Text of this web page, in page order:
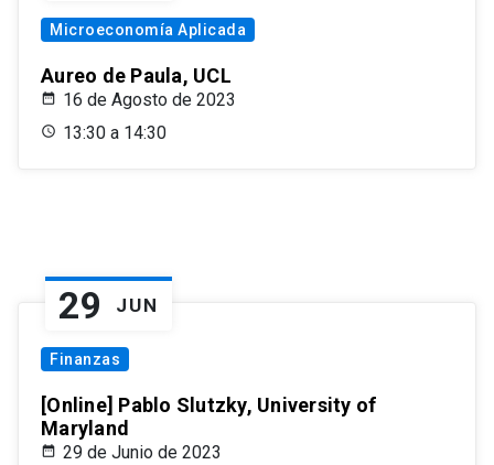
Microeconomía Aplicada
Aureo de Paula, UCL
16 de Agosto de 2023
13:30 a 14:30
29 JUN
Finanzas
[Online] Pablo Slutzky, University of
Maryland
29 de Junio de 2023